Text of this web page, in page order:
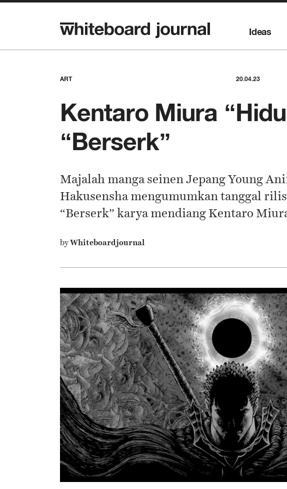
Ideas
ART 20.04.23
Kentaro Miura
“Berserk”
Majalah manga seinen Jepang Young
Hakusensha mengumumkan tanggal
“Berserk” karya mendiang Kentaro
byWhiteboardjournal